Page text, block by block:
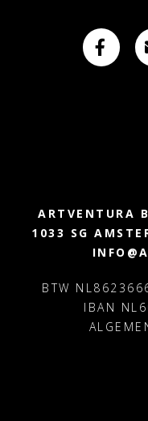
ARTVENTURA
1033 SG
BTW
IBAN